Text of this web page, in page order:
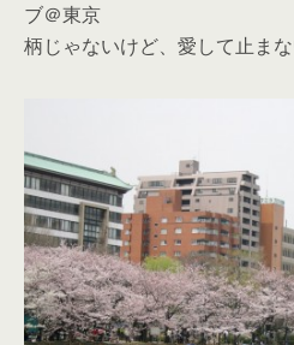
ブ＠東京
柄じゃないけど、愛して止まな